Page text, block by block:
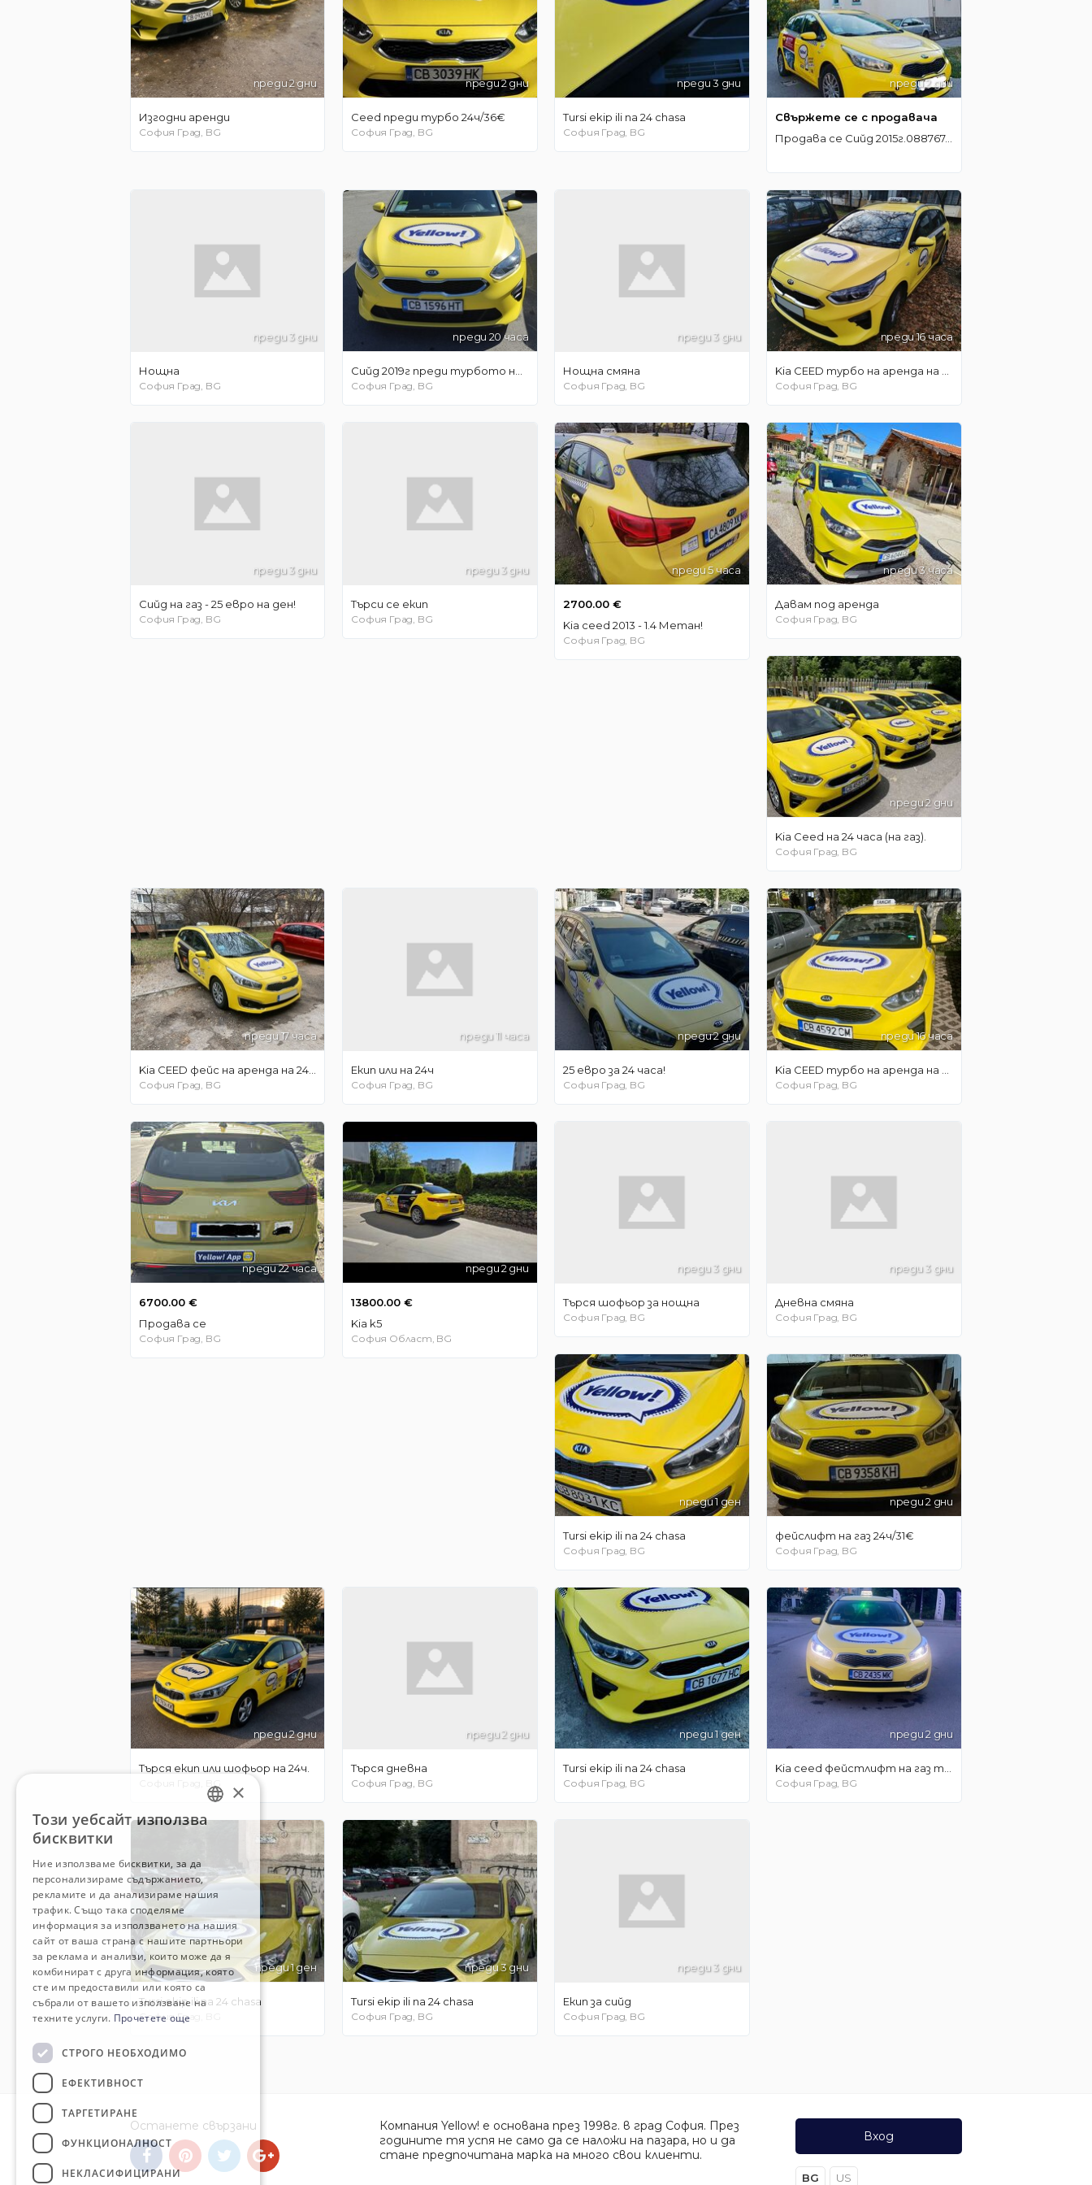
преди 2 дни
Изгодни аренди
София Град, BG
преди 2 дни
Ceed преди турбо 24ч/36€
София Град, BG
преди 3 дни
Tursi ekip ili na 24 chasa
София Град, BG
преди 2 дни
Свържете се с продавача
Продава се Сийд 2015г.0887674718 4299е
преди 3 дни
Нощна
София Град, BG
преди 20 часа
София Град, BG
преди 3 дни
Нощна смяна
София Град, BG
преди 16 часа
София Град, BG
преди 3 дни
Сийд на газ - 25 евро на ден!
София Град, BG
преди 3 дни
Търси се екип
София Град, BG
преди 5 часа
2700.00 €
Kia ceed 2013 - 1.4 Метан!
София Град, BG
преди 3 часа
Давам под аренда
София Град, BG
преди 2 дни
Kia Ceed на 24 часа (на газ).
София Град, BG
преди 17 часа
София Град, BG
преди 11 часа
Екип или на 24ч
София Град, BG
преди 2 дни
25 евро за 24 часа!
София Град, BG
преди 16 часа
София Град, BG
преди 22 часа
6700.00 €
Продава се
София Град, BG
преди 2 дни
13800.00 €
Kia k5
София Област, BG
преди 3 дни
Търся шофьор за нощна
София Град, BG
преди 3 дни
Дневна смяна
София Град, BG
преди 1 ден
Tursi ekip ili na 24 chasa
София Град, BG
преди 2 дни
фейслифт на газ 24ч/31€
София Град, BG
преди 2 дни
Търся екип или шофьор на 24ч.
София Град, BG
преди 2 дни
Търся дневна
София Град, BG
преди 1 ден
Tursi ekip ili na 24 chasa
София Град, BG
преди 2 дни
София Град, BG
преди 1 ден
Tursi ekip ili na 24 chasa
София Град, BG
преди 3 дни
Tursi ekip ili na 24 chasa
София Град, BG
преди 3 дни
Екип за сийд
София Град, BG
Останете свързани
Компания Yellow! е основана през 1998г. в град София. През
годините тя успя не само да се наложи на пазара, но и да
стане предпочитана марка на много свои клиенти.
Вход
BG US
BULGARIAN
×
Този уебсайт използва
бисквитки
Ние използваме бисквитки, за да
персонализираме съдържанието,
рекламите и да анализираме нашия
трафик. Също така споделяме
информация за използването на нашия
сайт от ваша страна с нашите партньори
за реклама и анализи, които може да я
комбинират с друга информация, която
сте им предоставили или която са
събрали от вашето използване на
техните услуги. Прочетете още
СТРОГО НЕОБХОДИМО
ЕФЕКТИВНОСТ
ТАРГЕТИРАНЕ
ФУНКЦИОНАЛНОСТ
НЕКЛАСИФИЦИРАНИ